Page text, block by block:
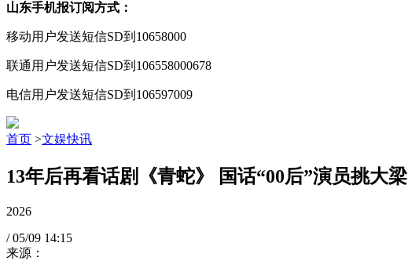
山东手机报订阅方式：
移动用户发送短信SD到10658000
联通用户发送短信SD到106558000678
电信用户发送短信SD到106597009
首页 >文娱快讯
13年后再看话剧《青蛇》 国话“00后”演员挑大梁
2026
/ 05/09 14:15
来源：